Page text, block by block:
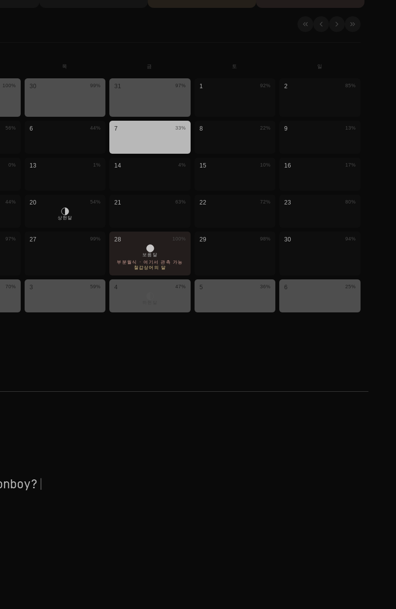
목 금 토 일
100% 30 99% 31 97% 1 92% 2 85%
56% 6 44% 7 33% 8 22% 9 13%
0% 13 1% 14 4% 15 10% 16 17%
44% 20 54%
상현달
21 63% 22 72% 23 80%
97% 27 99% 28 100%
보름달
부분월식 · 여기서 관측 가능
철갑상어의 달
29 98% 30 94%
70% 3 59% 4 47% 5 36% 6 25%